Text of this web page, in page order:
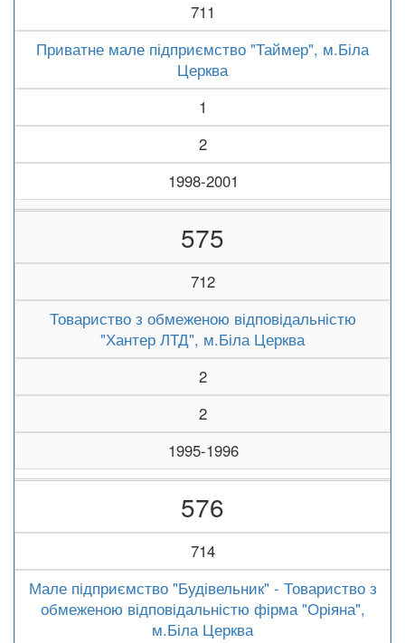
711
Приватне мале підприємство "Таймер", м.Біла
Церква
1
2
1998-2001
575
712
Товариство з обмеженою відповідальністю
"Хантер ЛТД", м.Біла Церква
2
2
1995-1996
576
714
Мале підприємство "Будівельник" - Товариство з
обмеженою відповідальністю фірма "Оріяна",
м.Біла Церква